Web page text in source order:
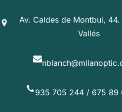
al
Av. Caldes de Montbui,
Vallés
935 705 244 / 675 89